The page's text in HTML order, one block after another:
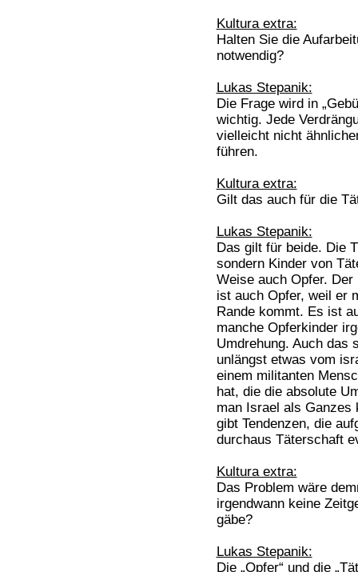
Kultura extra:
Halten Sie die
notwendig?
Lukas Stepanik:
Die Frage wird in
wichtig. Jede
vielleicht nicht
führen.
Kultura extra:
Gilt das auch für die
Lukas Stepanik:
Das gilt für beide. Die
sondern Kinder von
Weise auch Opfer.
ist auch Opfer, weil er
Rande kommt. Es ist
manche Opferkinder
Umdrehung. Auch das
unlängst etwas vom
einem militanten
hat, die die absolute
man Israel als
gibt Tendenzen, die
durchaus Täterschaft
Kultura extra:
Das Problem wäre
irgendwann keine
gäbe?
Lukas Stepanik:
Die „Opfer“ und die